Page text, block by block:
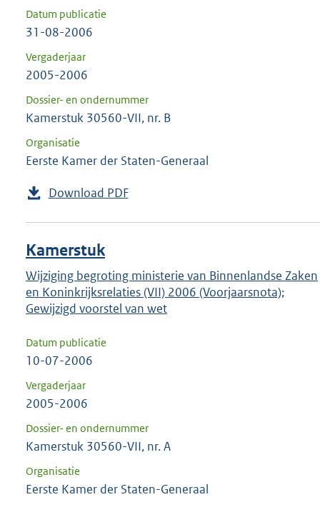
Datum publicatie
31-08-2006
Vergaderjaar
2005-2006
Dossier- en ondernummer
Kamerstuk 30560-VII, nr. B
Organisatie
Eerste Kamer der Staten-Generaal
Download PDF
Kamerstuk
Wijziging begroting ministerie van Binnenlandse Zaken
en Koninkrijksrelaties (VII) 2006 (Voorjaarsnota);
Gewijzigd voorstel van wet
Datum publicatie
10-07-2006
Vergaderjaar
2005-2006
Dossier- en ondernummer
Kamerstuk 30560-VII, nr. A
Organisatie
Eerste Kamer der Staten-Generaal